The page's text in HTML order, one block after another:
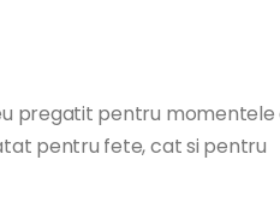
pregatit pentru momentele
pentru fete, cat si pentru